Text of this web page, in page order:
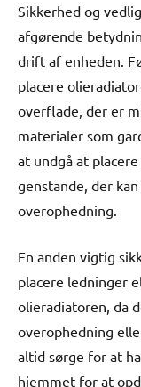
Sikkerhed og
afgørende
drift af enheden.
placere
overflade, der er
materialer som
at undgå at
genstande, der
overophedning.
En anden vigtig
placere ledninger
olieradiatoren, da
overophedning
altid sørge for at
hjemmet for at